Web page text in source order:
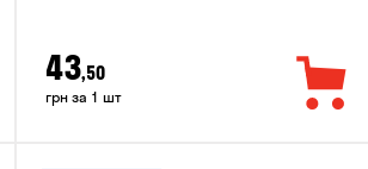
43,50
грн за 1 шт